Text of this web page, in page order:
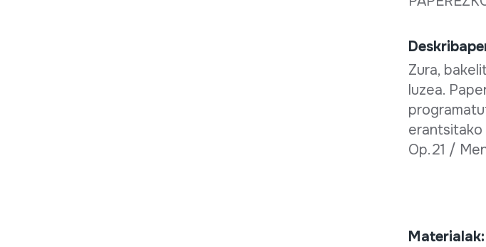
Zura,
luzea.
erantsitako
Op.21 /
Materialak: